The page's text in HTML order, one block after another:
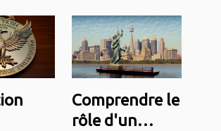
Comprendre le
rôle d'un